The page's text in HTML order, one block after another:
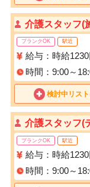
介護スタッフ(
ブランクOK 駅近
給与：時給
時間：9:00～
検討中リス
介護スタッフ(
ブランクOK 駅近
給与：時給
時間：9:00～